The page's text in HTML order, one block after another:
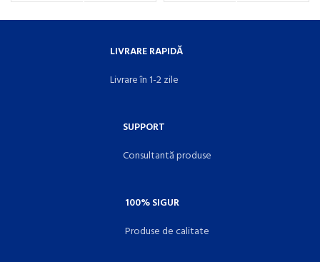
LIVRARE RAPIDĂ
Livrare în 1-2 zile
SUPPORT
Consultantă produse
100% SIGUR
Produse de calitate